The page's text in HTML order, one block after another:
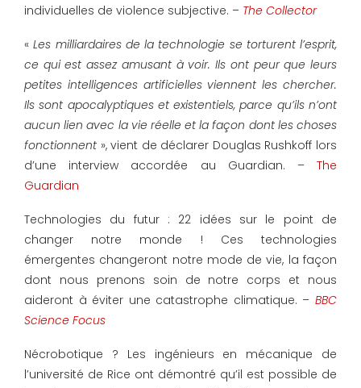
individuelles de violence subjective. – The Collector
«Les milliardaires de la technologie se torturent l’esprit,
ce qui est assez amusant à voir. Ils ont peur que leurs
petites intelligences artificielles viennent les chercher.
Ils sont apocalyptiques et existentiels, parce qu’ils n’ont
aucun lien avec la vie réelle et la façon dont les choses
fonctionnent », vient de déclarer Douglas Rushkoff lors
d’une interview accordée au Guardian. – The
Guardian
Technologies du futur : 22 idées sur le point de
changer notre monde ! Ces technologies
émergentes changeront notre mode de vie, la façon
dont nous prenons soin de notre corps et nous
aideront à éviter une catastrophe climatique. – BBC
Science Focus
Nécrobotique ? Les ingénieurs en mécanique de
l’université de Rice ont démontré qu’il est possible de